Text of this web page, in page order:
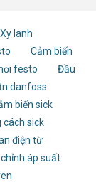
Xy lanh
Cảm biến
festo
Đầu
danfoss
biến sick
cách sick
điện từ
chỉnh áp suất